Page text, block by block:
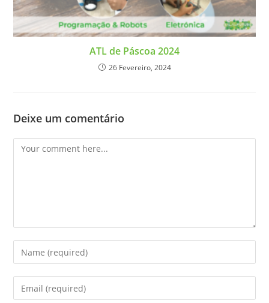
ATL de Páscoa 2024
26 Fevereiro, 2024
Deixe um comentário